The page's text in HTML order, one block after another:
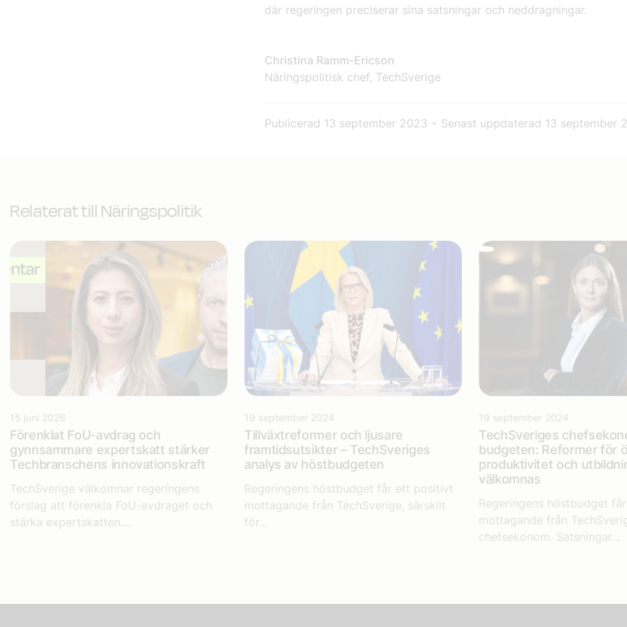
där regeringen preciserar sina satsningar och neddragningar.
Christina Ramm-Ericson
Näringspolitisk chef, TechSverige
Publicerad 13 september 2023 • Senast uppdaterad 13 september
Relaterat till Näringspolitik
15 juni 2026
Förenklat FoU-avdrag och
gynnsammare expertskatt stärker
Techbranschens innovationskraft
TechSverige välkomnar regeringens
förslag att förenkla FoU-avdraget och
stärka expertskatten....
19 september 2024
Tillväxtreformer och ljusare
framtidsutsikter – TechSveriges
analys av höstbudgeten
Regeringens höstbudget får ett positivt
mottagande från TechSverige, särskilt
för...
19 september 2024
TechSveriges
budgeten: Reformer för
produktivitet och
välkomnas
Regeringens höstbudget
mottagande från
chefsekonom. Satsningar...